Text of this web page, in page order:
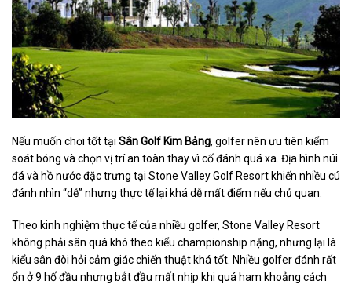
Nếu muốn chơi tốt tại Sân Golf Kim Bảng, golfer nên ưu tiên kiểm
soát bóng và chọn vị trí an toàn thay vì cố đánh quá xa. Địa hình núi
đá và hồ nước đặc trưng tại Stone Valley Golf Resort khiến nhiều cú
đánh nhìn “dễ” nhưng thực tế lại khá dễ mất điểm nếu chủ quan.
Theo kinh nghiệm thực tế của nhiều golfer, Stone Valley Resort
không phải sân quá khó theo kiểu championship nặng, nhưng lại là
kiểu sân đòi hỏi cảm giác chiến thuật khá tốt. Nhiều golfer đánh rất
ổn ở 9 hố đầu nhưng bắt đầu mất nhịp khi quá ham khoảng cách